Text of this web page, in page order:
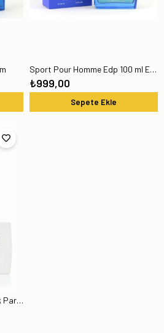
Sport Pour Homme Edp 100 ml Erkek Parfüm
₺999,00
Sepete Ekle
No19 White Edp 100 ml Erkek Parfüm